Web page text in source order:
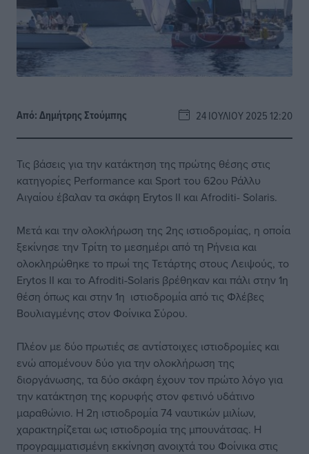
Από:Δημήτρης Στούμπης 24 ΙΟΥΛΊΟΥ 2025 12:20
Τις βάσεις για την κατάκτηση της πρώτης θέσης στις
κατηγορίες Performance και Sport του 62ου Ράλλυ
Αιγαίου έβαλαν τα σκάφη Erytos II και Afroditi- Solaris.
Μετά και την ολοκλήρωση της 2ης ιστιοδρομίας, η οποία
ξεκίνησε την Τρίτη το μεσημέρι από τη Ρήνεια και
ολοκληρώθηκε το πρωί της Τετάρτης στους Λειψούς, το
Erytos II και το Afroditi-Solaris βρέθηκαν και πάλι στην 1η
θέση όπως και στην 1η ιστιοδρομία από τις Φλέβες
Βουλιαγμένης στον Φοίνικα Σύρου.
Πλέον με δύο πρωτιές σε αντίστοιχες ιστιοδρομίες και
ενώ απομένουν δύο για την ολοκλήρωση της
διοργάνωσης, τα δύο σκάφη έχουν τον πρώτο λόγο για
την κατάκτηση της κορυφής στον φετινό υδάτινο
μαραθώνιο. Η 2η ιστιοδρομία 74 ναυτικών μιλίων,
χαρακτηρίζεται ως ιστιοδρομία της μπουνάτσας. Η
προγραμματισμένη εκκίνηση ανοιχτά του Φοίνικα στις